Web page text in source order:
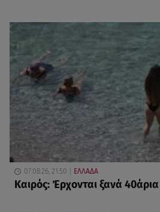
07.08.26, 21:50 ΕΛΛΑΔΑ
Καιρός: Έρχονται ξανά 40άρια